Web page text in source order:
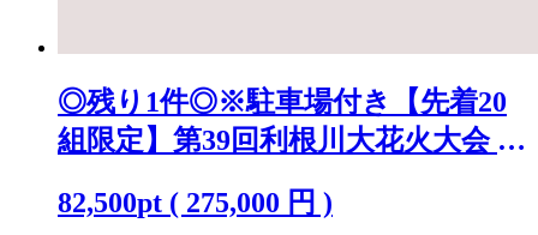
◎残り1件◎※駐車場付き【先着20
組限定】第39回利根川大花火大会 観
(ペア)] K2442
82,500pt ( 275,000 円 )